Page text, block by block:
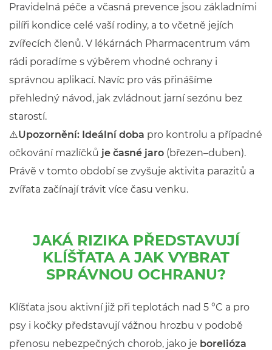
Pravidelná péče a včasná prevence jsou základními
pilíři kondice celé vaší rodiny, a to včetně jejích
zvířecích členů. V lékárnách Pharmacentrum vám
rádi poradíme s výběrem vhodné ochrany i
správnou aplikací. Navíc pro vás přinášíme
přehledný návod, jak zvládnout jarní sezónu bez
starostí.
⚠️Upozornění: Ideální doba pro kontrolu a případné
očkování mazlíčků je časné jaro (březen–duben).
Právě v tomto období se zvyšuje aktivita parazitů a
zvířata začínají trávit více času venku.
JAKÁ RIZIKA PŘEDSTAVUJÍ
KLÍŠŤATA A JAK VYBRAT
SPRÁVNOU OCHRANU?
Klíšťata jsou aktivní již při teplotách nad 5 °C a pro
psy i kočky představují vážnou hrozbu v podobě
přenosu nebezpečných chorob, jako je borelióza